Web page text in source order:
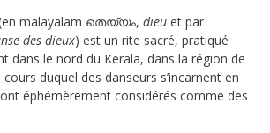
malayalam തെയ്യം, dieu et par
des dieux) est un rite sacré, pratiqué
dans le nord du Kerala, dans la région de
duquel des danseurs s’incarnent en
éphémèrement considérés comme des